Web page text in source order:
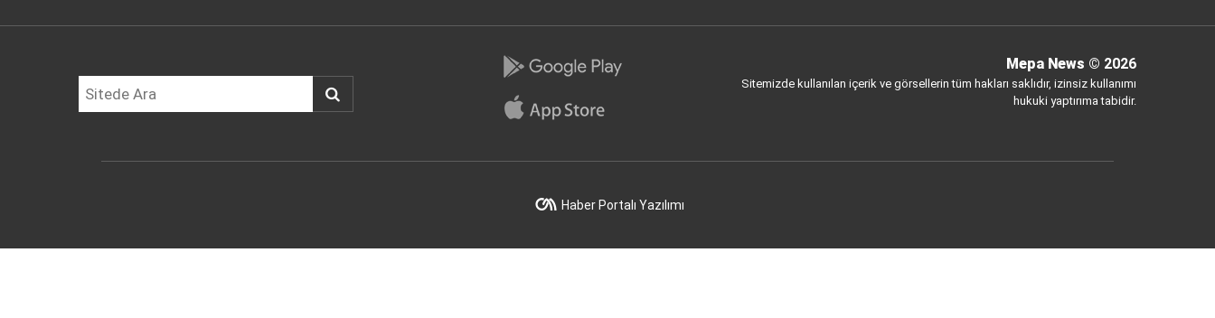
Mepa News © 2026
Sitemizde kullanılan içerik ve görsellerin tüm hakları saklıdır, izinsiz kullanımı
hukuki yaptırıma tabidir.
Haber Portalı Yazılımı